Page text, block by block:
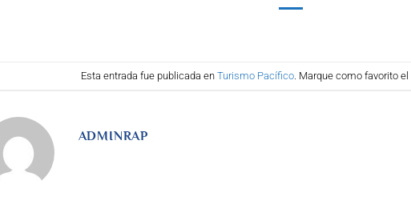
Esta entrada fue publicada en Turismo Pacífico. Marque como favorito el
ADMINRAP